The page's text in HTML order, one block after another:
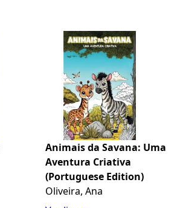
Animais da Savana: Uma
Aventura Criativa
(Portuguese Edition)
Oliveira, Ana